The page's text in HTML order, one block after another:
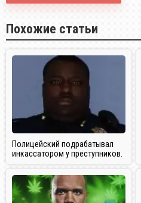
Похожие статьи
Полицейский подрабатывал
инкассатором у преступников.